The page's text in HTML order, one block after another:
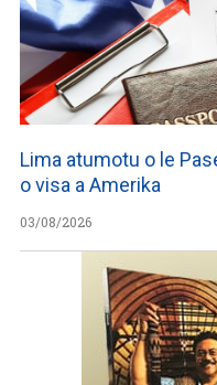
Lima atumotu o le
o visa a Amerika
03/08/2026